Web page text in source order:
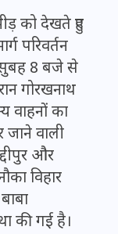
को देखते हुए
परिवर्तन
सुबह 8 बजे से
गोरखनाथ
वाहनों का
जाने वाली
और
विहार
की गई है।